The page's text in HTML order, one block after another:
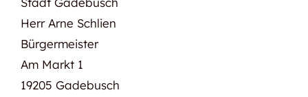
Herr Arne Schlien
Bürgermeister
Am Markt 1
19205 Gadebusch